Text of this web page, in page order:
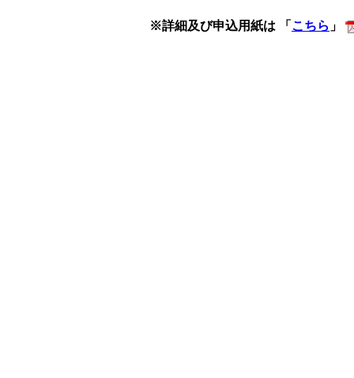
※詳細及び申込用紙は 「 こちら 」